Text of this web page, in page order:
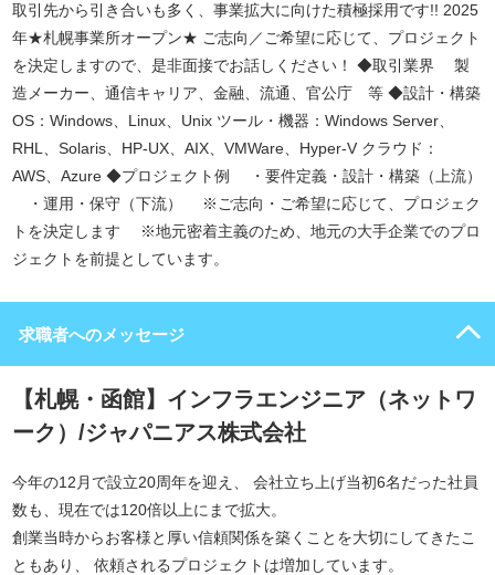
取引先から引き合いも多く、事業拡大に向けた積極採用です!! 2025
年★札幌事業所オープン★ ご志向／ご希望に応じて、プロジェクト
を決定しますので、是非面接でお話しください！ ◆取引業界 製
造メーカー、通信キャリア、金融、流通、官公庁 等 ◆設計・構築
OS：Windows、Linux、Unix ツール・機器：Windows Server、
RHL、Solaris、HP-UX、AIX、VMWare、Hyper-V クラウド：
AWS、Azure ◆プロジェクト例 ・要件定義・設計・構築（上流）
・運用・保守（下流） ※ご志向・ご希望に応じて、プロジェク
トを決定します ※地元密着主義のため、地元の大手企業でのプロ
ジェクトを前提としています。
求職者へのメッセージ
【札幌・函館】インフラエンジニア（ネットワ
ーク）/ジャパニアス株式会社
今年の12月で設立20周年を迎え、 会社立ち上げ当初6名だった社員
数も、現在では120倍以上にまで拡大。
創業当時からお客様と厚い信頼関係を築くことを大切にしてきたこ
ともあり、 依頼されるプロジェクトは増加しています。